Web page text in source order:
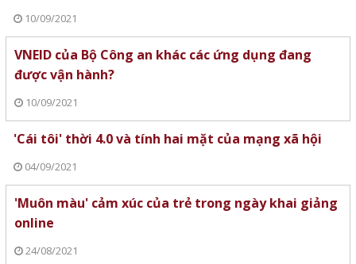
10/09/2021
VNEID của Bộ Công an khác các ứng dụng đang
được vận hành?
10/09/2021
'Cái tôi' thời 4.0 và tính hai mặt của mạng xã hội
04/09/2021
'Muôn màu' cảm xúc của trẻ trong ngày khai giảng
online
24/08/2021